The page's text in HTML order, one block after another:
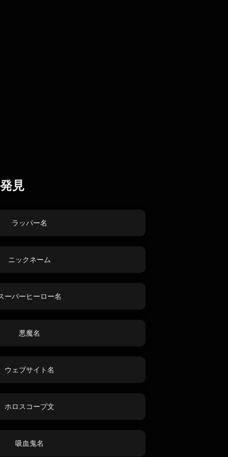
見
ラッパー名
ニックネーム
ーパーヒーロー名
悪魔名
ウェブサイト名
ホロスコープ文
吸血鬼名